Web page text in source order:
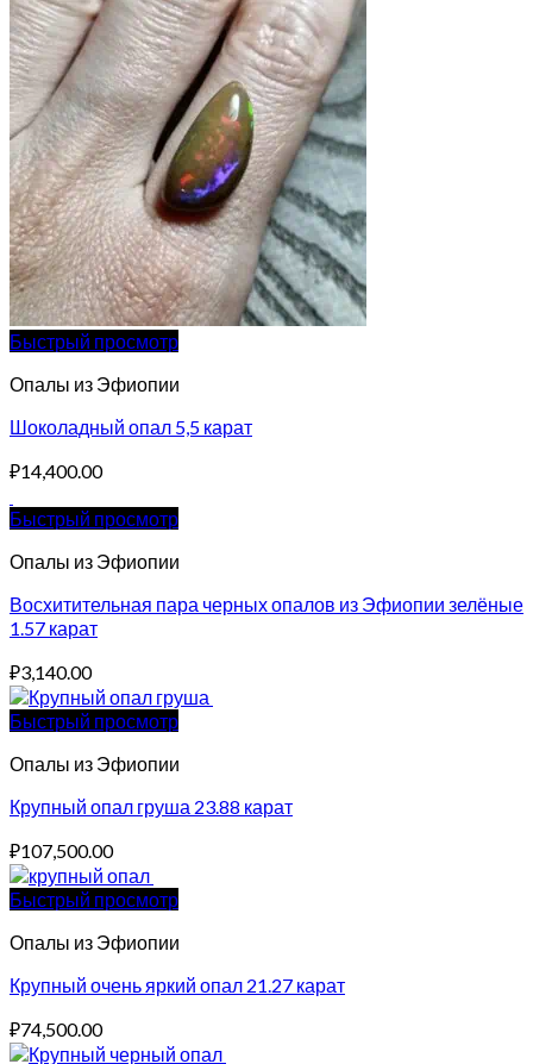
Быстрый просмотр
Опалы из Эфиопии
Шоколадный опал 5,5 карат
₽14,400.00
Быстрый просмотр
Опалы из Эфиопии
Восхитительная пара черных опалов из Эфиопии зелёные
1.57 карат
₽3,140.00
Быстрый просмотр
Опалы из Эфиопии
Крупный опал груша 23.88 карат
₽107,500.00
Быстрый просмотр
Опалы из Эфиопии
Крупный очень яркий опал 21.27 карат
₽74,500.00